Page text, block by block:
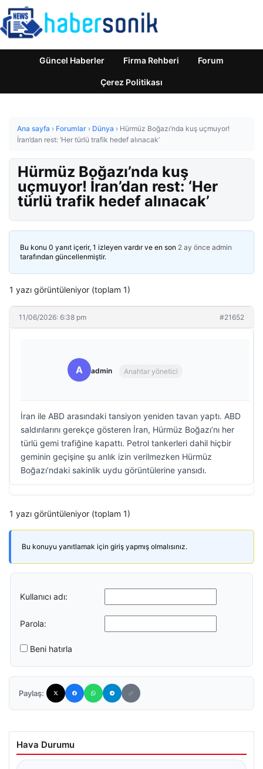
Güncel Haberler Firma Rehberi Forum
Çerez Politikası
Ana sayfa › Forumlar › Dünya › Hürmüz Boğazı’nda kuş uçmuyor!
İran’dan rest: ‘Her türlü trafik hedef alınacak’
Hürmüz Boğazı’nda kuş
uçmuyor! İran’dan rest: ‘Her
türlü trafik hedef alınacak’
Bu konu 0 yanıt içerir, 1 izleyen vardır ve en son 2 ay önce admin
tarafından güncellenmiştir.
1 yazı görüntüleniyor (toplam 1)
11/06/2026: 6:38 pm #21652
A admin Anahtar yönetici
İran ile ABD arasındaki tansiyon yeniden tavan yaptı. ABD
saldırılarını gerekçe gösteren İran, Hürmüz Boğazı’nı her
türlü gemi trafiğine kapattı. Petrol tankerleri dahil hiçbir
geminin geçişine şu anlık izin verilmezken Hürmüz
Boğazı’ndaki sakinlik uydu görüntülerine yansıdı.
1 yazı görüntüleniyor (toplam 1)
Bu konuyu yanıtlamak için giriş yapmış olmalısınız.
Kullanıcı adı:
Parola:
Beni hatırla
Paylaş:
Hava Durumu